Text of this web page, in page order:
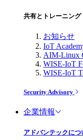
共有とトレーニング
お知らせ
IoT
AIM-Linux
WISE-IoT
WISE-IoT
Security Advisory
企業情報
アドバンテックにつ